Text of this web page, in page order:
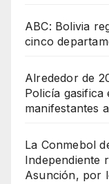
ABC: Bolivia
cinco
Alrededor de
Policía gasifica
manifestantes
La Conmebol
Independiente
Asunción, por